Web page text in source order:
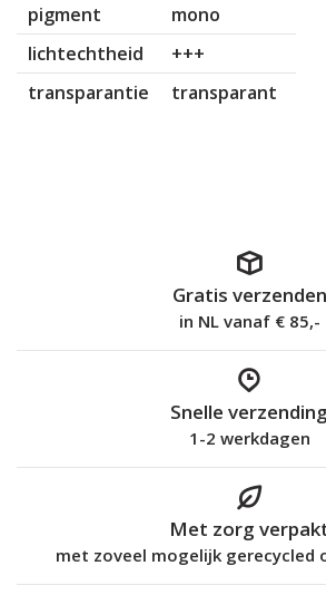
pigment
mono
lichtechtheid
+++
transparantie
transparant
Gratis verzenden
in NL vanaf € 85,-
Snelle verzending
1-2 werkdagen
Met zorg
met zoveel mogelijk gerecycled